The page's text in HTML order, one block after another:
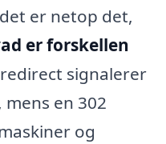
er netop det,
er forskellen
redirect signalerer
en 302
og